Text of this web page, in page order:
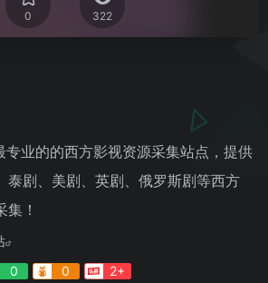
0 322
业的的西方影视资源采集站点，提供
泰剧、美剧、英剧、俄罗斯剧等西方
！
0 0 2+